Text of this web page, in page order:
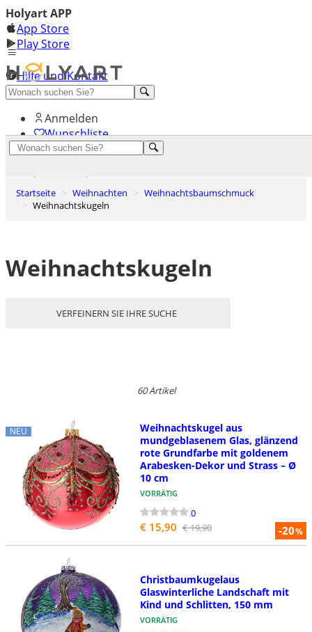
Holyart APP
App Store
Play Store
Hilfe und Kontakt
Entdecken Sie Premium
Anmelden
Wunschliste
Startseite Weihnachten
Weihnachtsbaumschmuck
Weihnachtskugeln
Weihnachtskugeln
VERFEINERN SIE IHRE SUCHE
60 Artikel
NEU
-20%
Weihnachtskugel aus
mundgeblasenem Glas, glänzend
rote Grundfarbe mit goldenem
Arabesken-Dekor und Strass – Ø
10 cm
VORRÄTIG
0
€ 15,90 € 19,90
Christbaumkugelaus
Glaswinterliche Landschaft mit
Kind und Schlitten, 150 mm
VORRÄTIG